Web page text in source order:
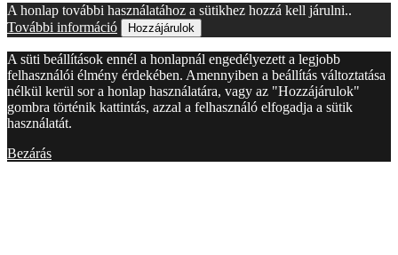
A honlap további használatához a sütikhez hozzá kell járulni..
További információ
Hozzájárulok
A süti beállítások ennél a honlapnál engedélyezett a legjobb
felhasználói élmény érdekében. Amennyiben a beállítás változtatása
nélkül kerül sor a honlap használatára, vagy az "Hozzájárulok"
gombra történik kattintás, azzal a felhasználó elfogadja a sütik
használatát.
Bezárás